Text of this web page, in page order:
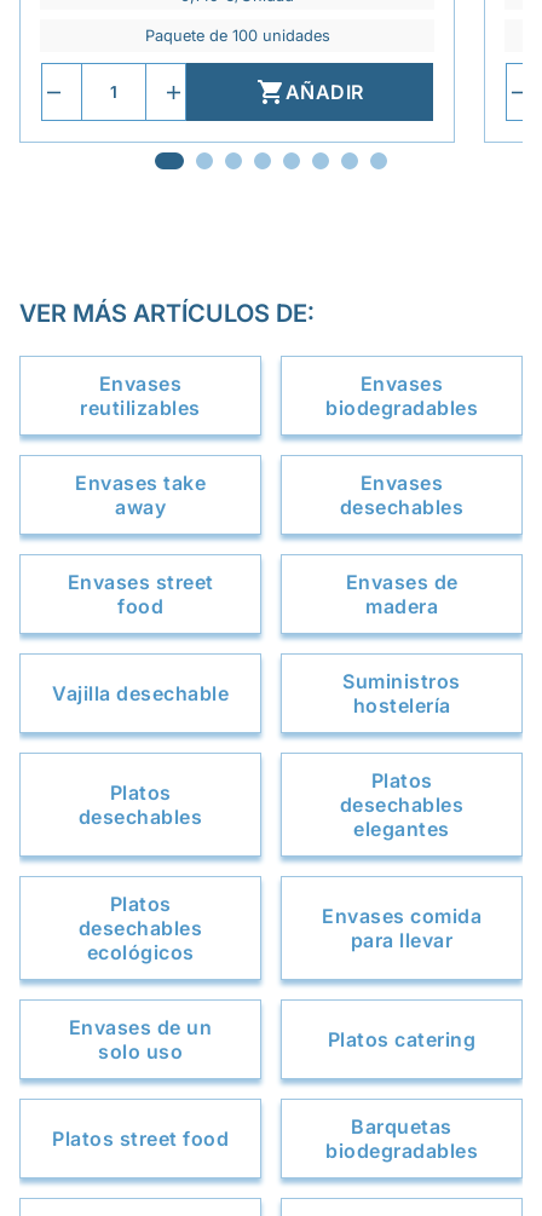
Paquete de 100 unidades
AÑADIR
VER MÁS ARTÍCULOS DE:
Envases
reutilizables
Envases
biodegradables
Envases take
away
Envases
desechables
Envases street
food
Envases de
madera
Vajilla desechable
Suministros
hostelería
Platos
desechables
Platos
desechables
elegantes
Platos
desechables
ecológicos
Envases comida
para llevar
Envases de un
solo uso
Platos catering
Platos street food
Barquetas
biodegradables